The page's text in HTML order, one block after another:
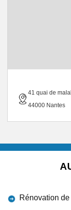
41 quai de
44000 Nantes
Rénovation